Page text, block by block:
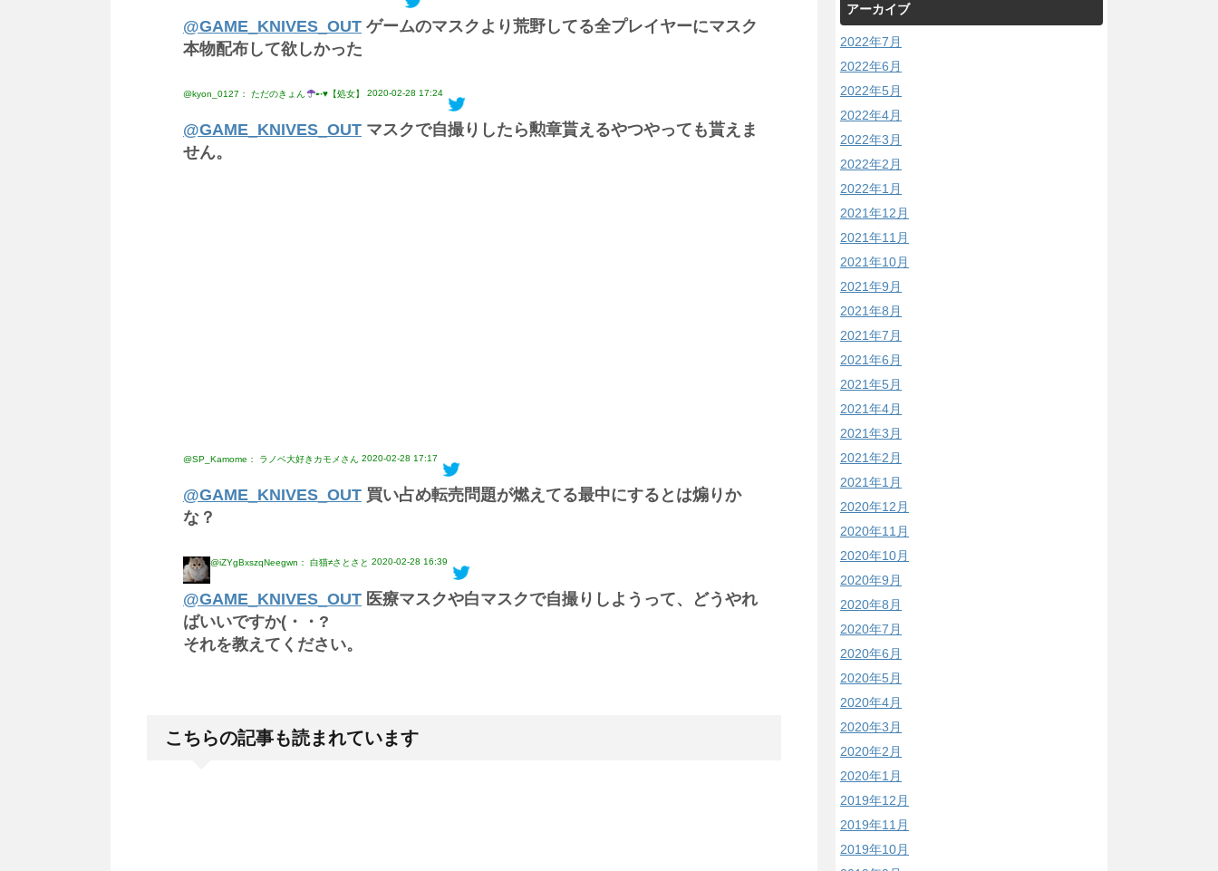
@GAME_KNIVES_OUT ゲームのマスクより荒野してる全プレイヤーにマスク
本物配布して欲しかった
@kyon_0127： ただのきょん ➸♥︎【処女】 2020-02-28 17:24
@GAME_KNIVES_OUT マスクで自撮りしたら勲章貰えるやつやっても貰えま
せん。
@SP_Kamome： ラノベ大好きカモメさん 2020-02-28 17:17
@GAME_KNIVES_OUT 買い占め転売問題が燃えてる最中にするとは煽りか
な？
@iZYgBxszqNeegwn： 白猫≠さとさと 2020-02-28 16:39
@GAME_KNIVES_OUT 医療マスクや白マスクで自撮りしようって、どうやれ
ばいいですか(・・?
それを教えてください。
こちらの記事も読まれています
アーカイブ
2022年7月
2022年6月
2022年5月
2022年4月
2022年3月
2022年2月
2022年1月
2021年12月
2021年11月
2021年10月
2021年9月
2021年8月
2021年7月
2021年6月
2021年5月
2021年4月
2021年3月
2021年2月
2021年1月
2020年12月
2020年11月
2020年10月
2020年9月
2020年8月
2020年7月
2020年6月
2020年5月
2020年4月
2020年3月
2020年2月
2020年1月
2019年12月
2019年11月
2019年10月